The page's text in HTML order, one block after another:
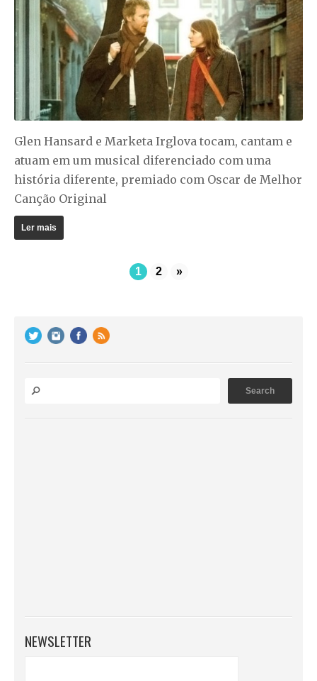
Glen Hansard e Marketa Irglova tocam, cantam e
atuam em um musical diferenciado com uma
história diferente, premiado com Oscar de Melhor
Canção Original
Ler mais
1 2 »
NEWSLETTER